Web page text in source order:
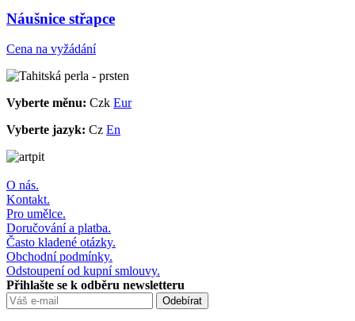
Náušnice střapce
Cena na vyžádání
Vyberte měnu: Czk Eur
Vyberte jazyk: Cz En
O nás.
Kontakt.
Pro umělce.
Doručování a platba.
Často kladené otázky.
Obchodní podmínky.
Odstoupení od kupní smlouvy.
Přihlašte se k odběru newsletteru